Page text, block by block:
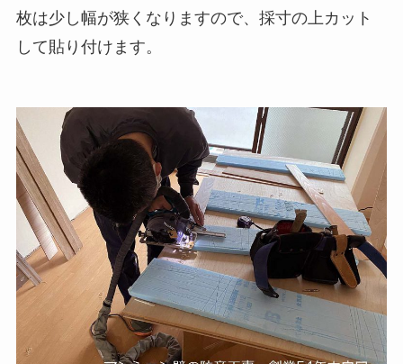
枚は少し幅が狭くなりますので、採寸の上カット
して貼り付けます。